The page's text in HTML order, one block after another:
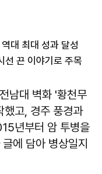
대 최대 성과 달성
선 끈 이야기로 주목
남대 벽화 '황천무
했고, 경주 풍경과
년부터 암 투병을
에 담아 병상일지